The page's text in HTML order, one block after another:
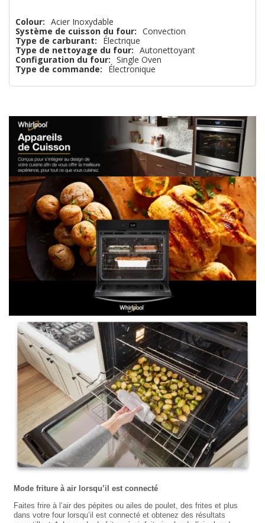
plus
que
Colour: Acier Inoxydable
Système de cuisson du four: Convection
Type de carburant:
Électrique
Type de nettoyage du four: Autonettoyant
Configuration du four: Single Oven
Type de commande:
Électronique